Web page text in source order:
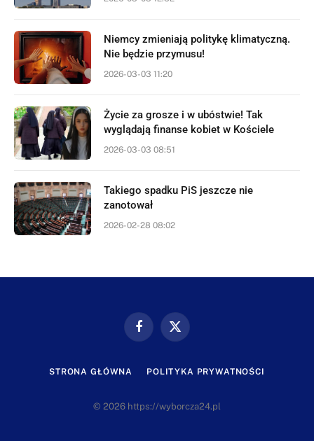
Niemcy zmieniają politykę klimatyczną.
Nie będzie przymusu!
2026-03-03 11:20
Życie za grosze i w ubóstwie! Tak
wyglądają finanse kobiet w Kościele
2026-03-03 08:51
Takiego spadku PiS jeszcze nie
zanotował
2026-02-28 08:02
FacebookX
STRONA GŁÓWNA POLITYKA PRYWATNOŚCI
© 2026 https://wyborcza24.pl